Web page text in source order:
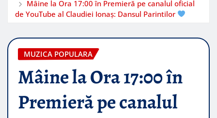
Mâine la Ora 17:00 în Premieră pe canalul oficial
de YouTube al Claudiei Ionaș: Dansul Parintilor
MUZICA POPULARA
Mâine la Ora 17:00 în
Premieră pe canalul